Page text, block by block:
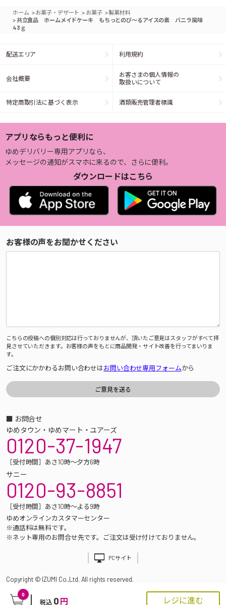
0
税込 0 円 レジに進む
ホーム >お菓子・デザート > お菓子 >製菓材料
>共立食品 ホームメイドケーキ もちっとのび～るアイスの素 バニラ風味
43ｇ
配送エリア 利用規約
会社概要
お客さまの個人情報の
取扱いについて
特定商取引法に基づく表示 酒類販売管理者標識
アプリならもっと便利に
ゆめデリバリー専用アプリなら、
メッセージの通知がスマホに来るので、さらに便利。
ダウンロードはこちら
お客様の声をお聞かせください
こちらの投稿への個別対応は行っておりませんが、頂いたご意見はスタッフがすべて拝
見させていただきます。お客様の声をもとに商品開発・サイト改善を行ってまいりま
す。
ご注文にかかわるお問い合わせはお問い合わせ専用フォームから
■ お問合せ
ゆめタウン・ゆめマート・ユアーズ
0120-37-1947
［受付時間］あさ10時～夕方6時
サニー
0120-93-8851
［受付時間］あさ10時～よる9時
ゆめオンラインカスタマーセンター
※通話料は無料です。
※ネット専用のお問合せ先です。ご注文は受け付けておりません。
PCサイト
Copyright © IZUMI Co.,Ltd. All rights reserved.